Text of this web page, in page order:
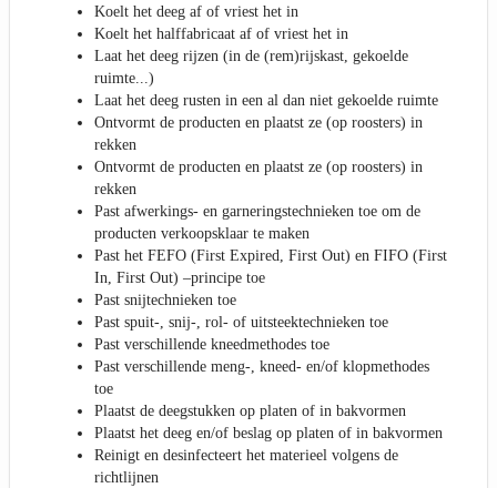
Koelt het deeg af of vriest het in
Koelt het halffabricaat af of vriest het in
Laat het deeg rijzen (in de (rem)rijskast, gekoelde
ruimte...)
Laat het deeg rusten in een al dan niet gekoelde ruimte
Ontvormt de producten en plaatst ze (op roosters) in
rekken
Ontvormt de producten en plaatst ze (op roosters) in
rekken
Past afwerkings- en garneringstechnieken toe om de
producten verkoopsklaar te maken
Past het FEFO (First Expired, First Out) en FIFO (First
In, First Out) –principe toe
Past snijtechnieken toe
Past spuit-, snij-, rol- of uitsteektechnieken toe
Past verschillende kneedmethodes toe
Past verschillende meng-, kneed- en/of klopmethodes
toe
Plaatst de deegstukken op platen of in bakvormen
Plaatst het deeg en/of beslag op platen of in bakvormen
Reinigt en desinfecteert het materieel volgens de
richtlijnen